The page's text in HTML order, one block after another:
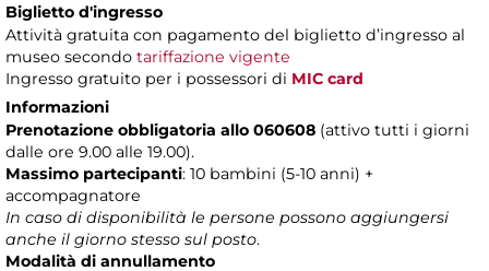
Biglietto d'ingresso
Attività gratuita con pagamento del biglietto d’ingresso al
museo secondo tariffazione vigente
Ingresso gratuito per i possessori di MIC card
Informazioni
Prenotazione obbligatoria allo 060608 (attivo tutti i giorni
dalle ore 9.00 alle 19.00).
Massimo partecipanti: 10 bambini (5-10 anni) +
accompagnatore
In caso di disponibilità le persone possono aggiungersi
anche il giorno stesso sul posto.
Modalità di annullamento